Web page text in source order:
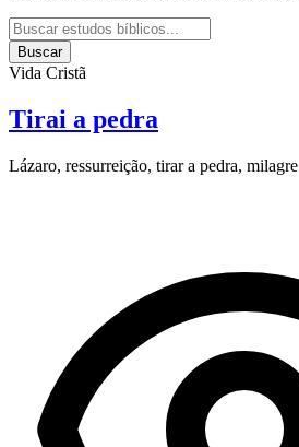
Buscar
Vida Cristã
Tirai a pedra
Lázaro, ressurreição, tirar a pedra, milagre